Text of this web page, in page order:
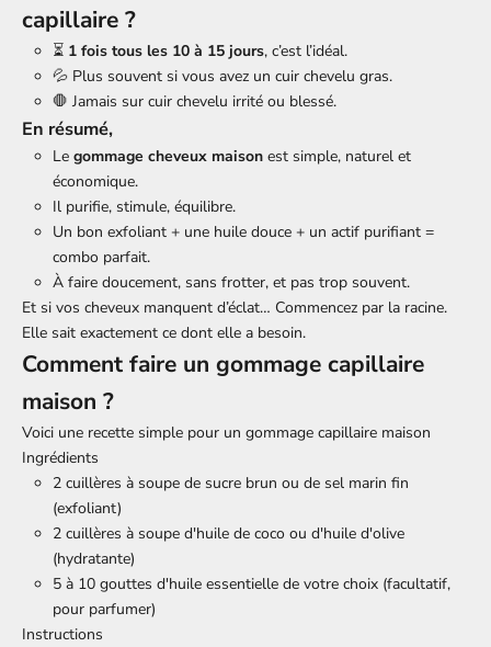
capillaire ?
⏳ 1 fois tous les 10 à 15 jours, c’est l’idéal.
💦 Plus souvent si vous avez un cuir chevelu gras.
🛑 Jamais sur cuir chevelu irrité ou blessé.
En résumé,
Le gommage cheveux maison est simple, naturel et
économique.
Il purifie, stimule, équilibre.
Un bon exfoliant + une huile douce + un actif purifiant =
combo parfait.
À faire doucement, sans frotter, et pas trop souvent.
Et si vos cheveux manquent d’éclat… Commencez par la racine.
Elle sait exactement ce dont elle a besoin.
Comment faire un gommage capillaire
maison ?
Voici une recette simple pour un gommage capillaire maison
Ingrédients
2 cuillères à soupe de sucre brun ou de sel marin fin
(exfoliant)
2 cuillères à soupe d'huile de coco ou d'huile d'olive
(hydratante)
5 à 10 gouttes d'huile essentielle de votre choix (facultatif,
pour parfumer)
Instructions